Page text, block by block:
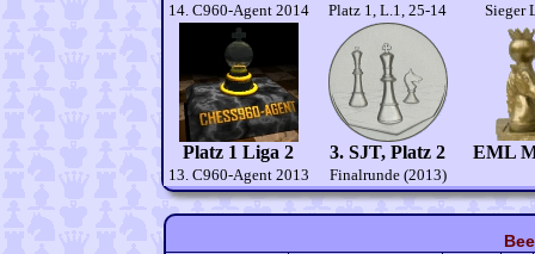
14. C960-Agent 2014 Platz 1, L.1, 25-14 Sieger
Platz 1 Liga 2
13. C960-Agent 2013
3. SJT, Platz 2
Finalrunde (2013)
EML